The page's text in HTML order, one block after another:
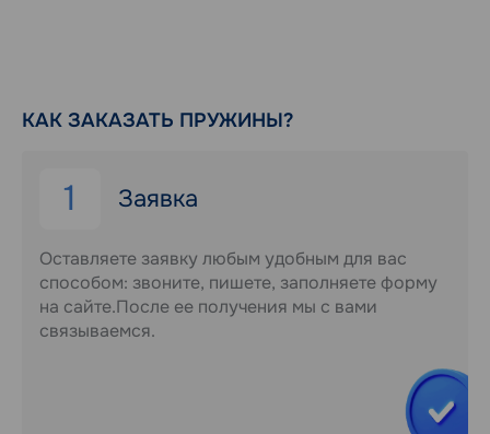
КАК ЗАКАЗАТЬ ПРУЖИНЫ?
1 Заявка
Оставляете заявку любым удобным для вас
способом: звоните, пишете, заполняете форму
на сайте.После ее получения мы с вами
связываемся.